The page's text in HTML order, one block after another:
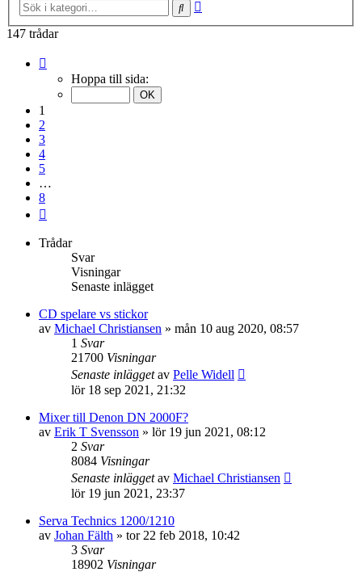
Sök
147 trådar
Hoppa till sida:
1
2
3
4
5
…
8
Trådar
Svar
Visningar
Senaste inlägget
CD spelare vs stickor
av Michael Christiansen » mån 10 aug 2020, 08:57
1 Svar
21700 Visningar
Senaste inläggetav Pelle Widell
lör 18 sep 2021, 21:32
Mixer till Denon DN 2000F?
av Erik T Svensson » lör 19 jun 2021, 08:12
2 Svar
8084 Visningar
Senaste inläggetav Michael Christiansen
lör 19 jun 2021, 23:37
Serva Technics 1200/1210
av Johan Fälth » tor 22 feb 2018, 10:42
3 Svar
18902 Visningar